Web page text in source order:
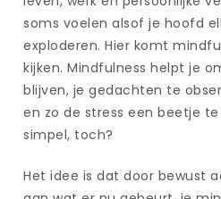
soms voelen alsof je hoofd
exploderen. Hier komt
kijken. Mindfulness helpt je
blijven, je gedachten te
en zo de stress een beetje
simpel, toch?
Het idee is dat door bewust